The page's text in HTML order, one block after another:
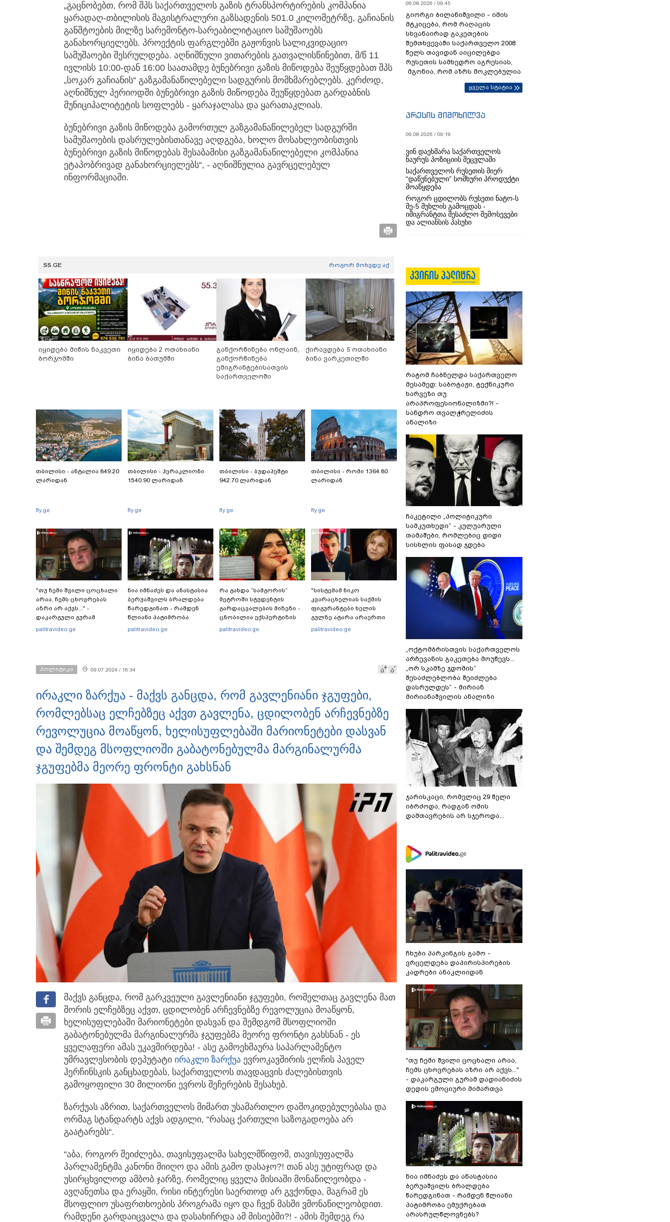
„გაცნობებთ, რომ შპს საქართველოს გაზის ტრანსპორტირების კომპანია
ყარადაღ-თბილისის მაგისტრალური გაზსადენის 501.0 კილომეტრზე, გაჩიანის
განშტოების მილზე სარემონტო-სარეაბილიტაციო სამუშაოებს
განახორციელებს. პროექტის ფარგლებში გაჟონვის სალიკვიდაციო
სამუშაოები შესრულდება. აღნიშნული ვითარების გათვალისწინებით, მ/წ 11
ივლისს 10:00-დან 16:00 საათამდე ბუნებრივი გაზის მიწოდება შეუწყდებათ შპს
„სოკარ გაჩიანის“ გაზგამანაწილებელი სადგურის მომხმარებლებს. კერძოდ,
აღნიშნულ პერიოდში ბუნებრივი გაზის მიწოდება შეუწყდებათ გარდაბნის
მუნიციპალიტეტის სოფლებს - ყარაჯალასა და ყარათაკლიას.
ბუნებრივი გაზის მიწოდება გამორთულ გაზგამანაწილებელ სადგურში
სამუშაოების დასრულებისთანავე აღდგება, ხოლო მოსახლეობისთვის
ბუნებრივი გაზის მიწოდებას შესაბამისი გაზგამანაწილებელი კომპანია
ეტაპობრივად განახორციელებს“, - აღნიშნულია გავრცელებულ
ინფორმაციაში.
SS.GE როგორ მოხვდე აქ
იყიდება მიწის ნაკვეთი
ბორჯომში
იყიდება 2 ოთახიანი
ბინა ბათუმში
განქორწინება ონლაინ,
განქორწინება
ემიგრანტებისათვის
საქართველოში
ქირავდება 5 ოთახიანი
ბინა ვარკეთილში
თბილისი - ანტალია 849.20
ლარიდან
fly.ge
თბილისი - ჰერაკლიონი
1540.90 ლარიდან
fly.ge
თბილისი - ბუდაპეშტი
942.70 ლარიდან
fly.ge
თბილისი - რომი 1364.80
ლარიდან
fly.ge
"თუ ჩემი შვილი ცოცხალი
არაა, ჩემს ცხოვრებას
აზრი არ აქვს..." -
დაკარგული გურამ
დადიანიძის დედის
palitravideo.ge
ნია იმნაძეს და ანასტასია
ბერუაშვილს ბრალდება
წარედგინათ - რამდენ
წლიანი პატიმრობა
ემუქრებათ
palitravideo.ge
რა გახდა “სამგორის”
მეტროში სტუდენტის
გარდაცვალების მიზეზი -
ცნობილია ექსპერტიზის
პასუხი
palitravideo.ge
"სისტემამ ნიკო
კვარაცხელიას საქმის
ფიგურანტები ხელის
გულზე ატარა არაერთი
წელი! ხომ არ იცით
palitravideo.ge
პოლიტიკა 09.07.2024 / 16:34 ა ა
ირაკლი ზარქუა - მაქვს განცდა, რომ გავლენიანი ჯგუფები,
რომლებსაც ელჩებზეც აქვთ გავლენა, ცდილობენ არჩევნებზე
რევოლუცია მოაწყონ, ხელისუფლებაში მარიონეტები დასვან
და შემდეგ მსოფლიოში გაბატონებულმა მარგინალურმა
ჯგუფებმა მეორე ფრონტი გახსნან
მაქვს განცდა, რომ გარკვეული გავლენიანი ჯგუფები, რომელთაც გავლენა მათ
შორის ელჩებზეც აქვთ, ცდილობენ არჩევნებზე რევოლუცია მოაწყონ,
ხელისუფლებაში მარიონეტები დასვან და შემდგომ მსოფლიოში
გაბატონებულმა მარგინალურმა ჯგუფებმა მეორე ფრონტი გახსნან - ეს
ყველაფერი ამას უკავშირდება! - ასე გამოეხმაურა საპარლამენტო
უმრავლესობის დეპუტატი ირაკლი ზარქუა ევროკავშირის ელჩის პაველ
ჰერჩინსკის განცხადებას, საქართველოს თავდაცვის ძალებისთვის
გამოყოფილი 30 მილიონი ევროს შეჩერების შესახებ.
ზარქუას აზრით, საქართველოს მიმართ უსამართლო დამოკიდებულებასა და
ორმაგ სტანდარტს აქვს ადგილი, “რასაც ქართული საზოგადოება არ
გაატარებს“.
“აბა, როგორ შეიძლება, თავისუფალმა სახელმწიფომ, თავისუფალმა
პარლამენტმა კანონი მიიღო და ამის გამო დასაჯო?! თან ასე უტიფრად და
უსირცხვილოდ ამბობ ჯარზე, რომელიც ყველა მისიაში მონაწილეობდა -
ავღანეთსა და ერაყში, რისი ინტერესი საერთოდ არ გვქონდა, მაგრამ ეს
მსოფლიო უსაფრთხოების პროგრამა იყო და ჩვენ მასში ვმონაწილეობდით.
რამდენი გარდაიცვალა და დასახიჩრდა ამ მისიებში?! - ამის შემდეგ რა
06.08.2026 / 09:45
გიორგი ბილანიშვილი - იმის
მტკიცება, რომ რაღაცის
სხვანაირად გაკეთების
შემთხვევაში საქართველო 2008
წელს თავიდან აიცილებდა
რუსეთის სამხედრო აგრესიას,
მგონია, რომ აზრს მოკლებულია
ყველა სტატია
პრესის მიმოხილვა
06.08.2026 / 09:19
ვინ დაეხმარა საქართველოს
ნაურუს პოზიციის შეცვლაში
საქართველოს რუსეთის მიერ
“დაწუნებული” სომხური პროდუქტი
მოაწყდება
როგორ ცდილობს რუსეთი ნატო-ს
მე-5 მუხლის გამოცდას -
იმიგრანტთა შესაძლო შემოსევები
და ალიანსის პასუხი
რატომ ჩაბნელდა საქართველო
მესამედ: საბოტაჟი, ტექნიკური
ხარვეზი თუ
არაპროფესიონალიზმი?! -
სანდრო თვალჭრელიძის
ანალიზი
ჩაკეტილი „პოლიტიკური
სამკუთხედი“ - კულუარული
თამაშები, რომლებიც დიდი
სისხლის ფასად ჯდება
„ოქტომბრისთვის საქართველოს
არჩევანის გაკეთება მოუწევს...
„ორ სკამზე ჯდომის“
შესაძლებლობა შეიძლება
დასრულდეს“ - მირიან
მირიანაშვილის ანალიზი
ჯარისკაცი, რომელიც 29 წელი
იბრძოდა, რადგან ომის
დამთავრების არ სჯეროდა...
ჩხუბი პარკინგის გამო -
ვრცელდება დაპირისპირების
კადრები ანაკლიიდან
"თუ ჩემი შვილი ცოცხალი არაა,
ჩემს ცხოვრებას აზრი არ აქვს..."
- დაკარგული გურამ დადიანიძის
დედის ემოციური მიმართვა
ნია იმნაძეს და ანასტასია
ბერუაშვილს ბრალდება
წარედგინათ - რამდენ წლიანი
პატიმრობა ემუქრებათ
არასრულწლოვნებს?